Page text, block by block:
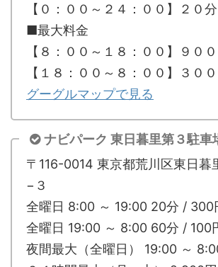
【０：００～２４：００】２０
■最大料金
【８：００～１８：００】９０
【１８：００～８：００】３０
グーグルマップで見る
ナビパーク 東日暮里第３駐車
〒116-0014 東京都荒川区東日暮
−３
全曜日 8:00 ～ 19:00 20分 / 300
全曜日 19:00 ～ 8:00 60分 / 100
夜間最大（全曜日） 19:00 ～